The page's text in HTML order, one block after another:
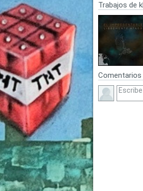
Trabajos de
Comentarios